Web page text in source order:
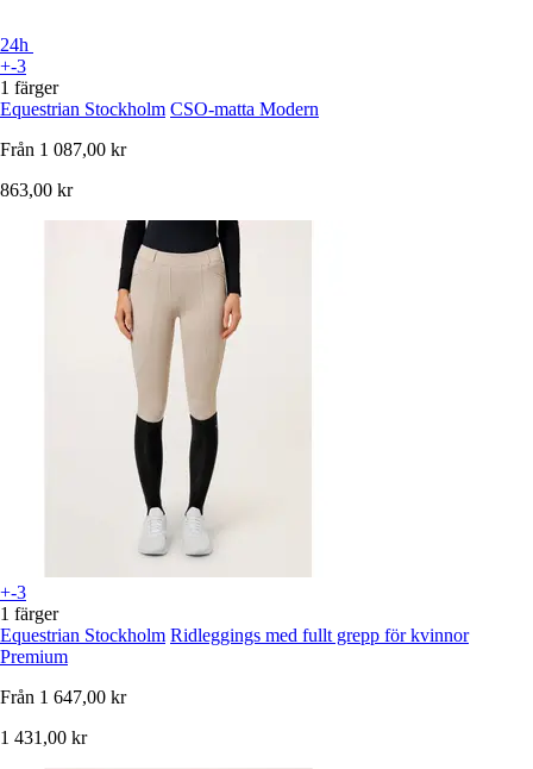
24h
+-3
1 färger
Equestrian Stockholm CSO-matta Modern
Från 1 087,00 kr
863,00 kr
+-3
1 färger
Equestrian Stockholm Ridleggings med fullt grepp för kvinnor
Premium
Från 1 647,00 kr
1 431,00 kr